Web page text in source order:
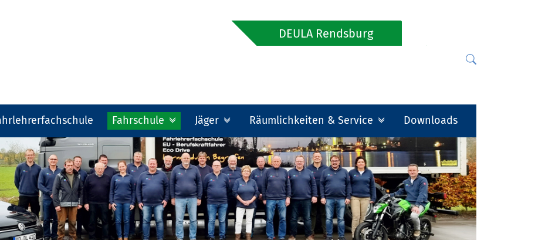
DEULA Rendsburg
Fahrschule Jäger Räumlichkeiten & Service Downloads